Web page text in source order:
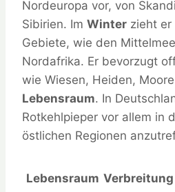
Nordeuropa vor, von
Sibirien. Im Winter zieht er
Gebiete, wie den
Nordafrika. Er bevorzugt
wie Wiesen, Heiden,
Lebensraum. In
Rotkehlpieper vor allem in
östlichen Regionen
Lebensraum Verbreitung